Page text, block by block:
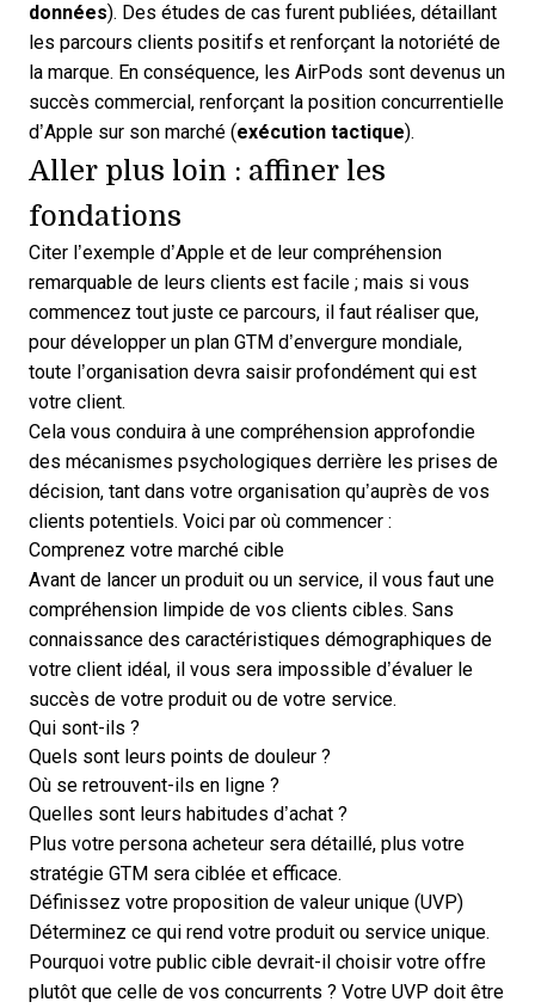
données). Des études de cas furent publiées, détaillant
les parcours clients positifs et renforçant la notoriété de
la marque. En conséquence, les AirPods sont devenus un
succès commercial, renforçant la position concurrentielle
d’Apple sur son marché (exécution tactique).
Aller plus loin : affiner les
fondations
Citer l’exemple d’Apple et de leur compréhension
remarquable de leurs clients est facile ; mais si vous
commencez tout juste ce parcours, il faut réaliser que,
pour développer un plan GTM d’envergure mondiale,
toute l’organisation devra saisir profondément qui est
votre client.
Cela vous conduira à une compréhension approfondie
des mécanismes psychologiques derrière les prises de
décision, tant dans votre organisation qu’auprès de vos
clients potentiels. Voici par où commencer :
Comprenez votre marché cible
Avant de lancer un produit ou un service, il vous faut une
compréhension limpide de vos clients cibles. Sans
connaissance des caractéristiques démographiques de
votre client idéal, il vous sera impossible d’évaluer le
succès de votre produit ou de votre service.
Qui sont-ils ?
Quels sont leurs points de douleur ?
Où se retrouvent-ils en ligne ?
Quelles sont leurs habitudes d’achat ?
Plus votre persona acheteur sera détaillé, plus votre
stratégie GTM sera ciblée et efficace.
Définissez votre proposition de valeur unique (UVP)
Déterminez ce qui rend votre produit ou service unique.
Pourquoi votre public cible devrait-il choisir votre offre
plutôt que celle de vos concurrents ? Votre UVP doit être